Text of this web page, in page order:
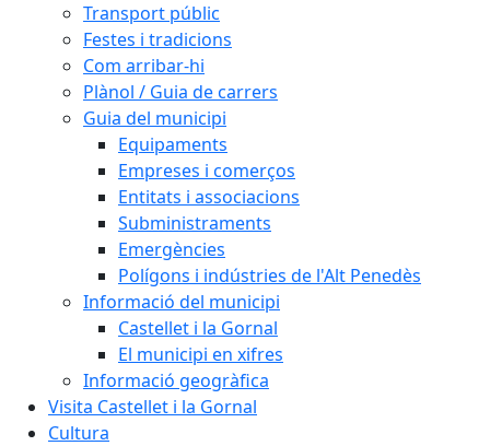
Transport públic
Festes i tradicions
Com arribar-hi
Plànol / Guia de carrers
Guia del municipi
Equipaments
Empreses i comerços
Entitats i associacions
Subministraments
Emergències
Polígons i indústries de l'Alt Penedès
Informació del municipi
Castellet i la Gornal
El municipi en xifres
Informació geogràfica
Visita Castellet i la Gornal
Cultura